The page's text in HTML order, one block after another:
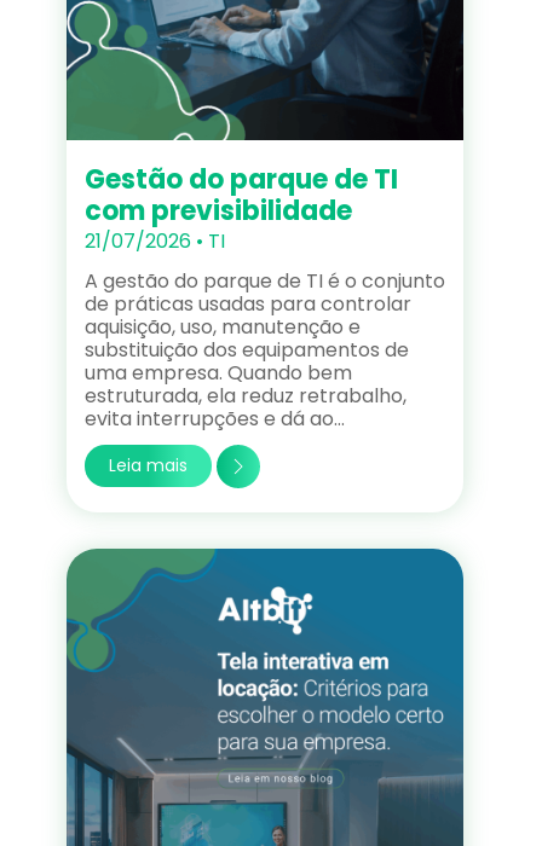
Gestão do parque de TI
com previsibilidade
21/07/2026 • TI
A gestão do parque de TI é o conjunto
de práticas usadas para controlar
aquisição, uso, manutenção e
substituição dos equipamentos de
uma empresa. Quando bem
estruturada, ela reduz retrabalho,
evita interrupções e dá ao…
Leia mais